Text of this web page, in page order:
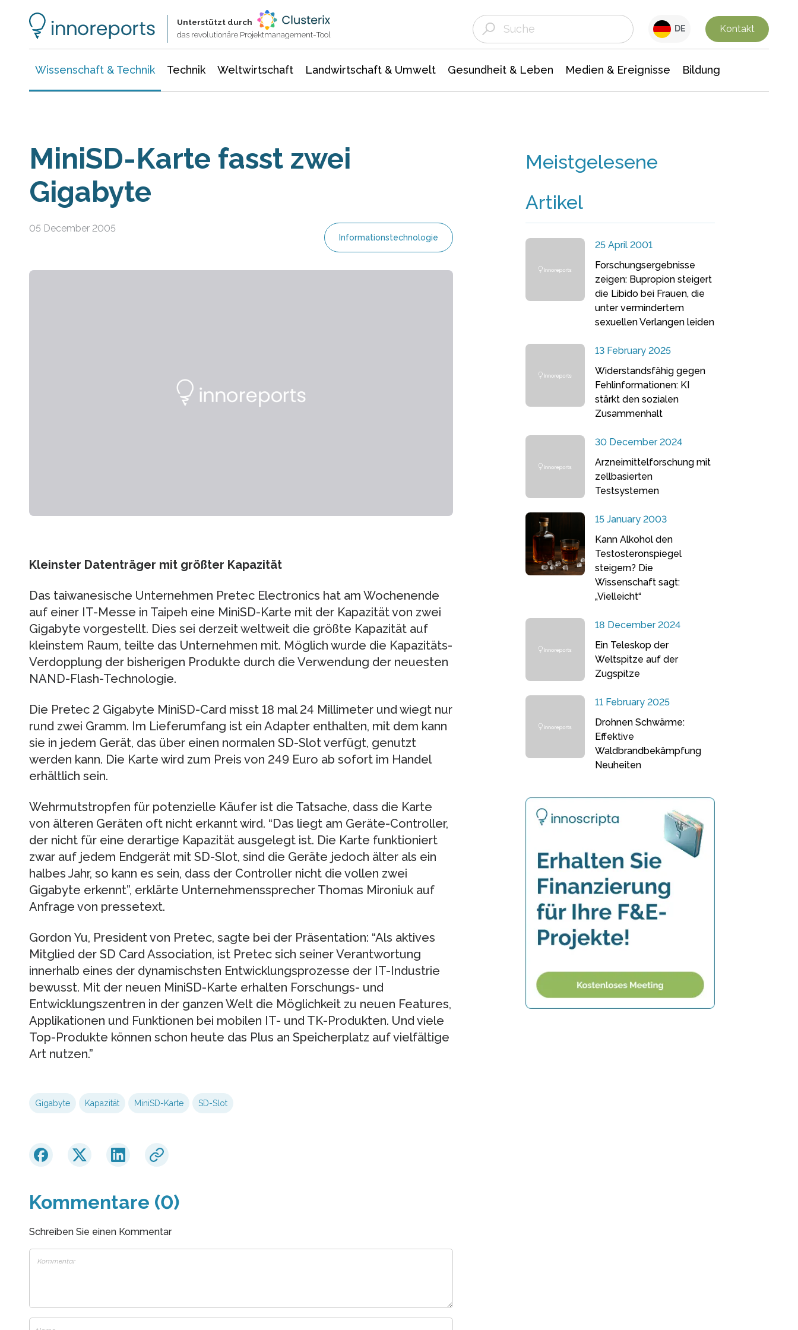
Unterstützt durch
das revolutionäre Projektmanagement-Tool
DE Kontakt
Wissenschaft & Technik Technik Weltwirtschaft Landwirtschaft & Umwelt Gesundheit & Leben Medien & Ereignisse Bildung
MiniSD-Karte fasst zwei
Gigabyte
05 December 2005
Informationstechnologie
Kleinster Datenträger mit größter Kapazität
Das taiwanesische Unternehmen Pretec Electronics hat am Wochenende
auf einer IT-Messe in Taipeh eine MiniSD-Karte mit der Kapazität von zwei
Gigabyte vorgestellt. Dies sei derzeit weltweit die größte Kapazität auf
kleinstem Raum, teilte das Unternehmen mit. Möglich wurde die Kapazitäts-
Verdopplung der bisherigen Produkte durch die Verwendung der neuesten
NAND-Flash-Technologie.
Die Pretec 2 Gigabyte MiniSD-Card misst 18 mal 24 Millimeter und wiegt nur
rund zwei Gramm. Im Lieferumfang ist ein Adapter enthalten, mit dem kann
sie in jedem Gerät, das über einen normalen SD-Slot verfügt, genutzt
werden kann. Die Karte wird zum Preis von 249 Euro ab sofort im Handel
erhältlich sein.
Wehrmutstropfen für potenzielle Käufer ist die Tatsache, dass die Karte
von älteren Geräten oft nicht erkannt wird. “Das liegt am Geräte-Controller,
der nicht für eine derartige Kapazität ausgelegt ist. Die Karte funktioniert
zwar auf jedem Endgerät mit SD-Slot, sind die Geräte jedoch älter als ein
halbes Jahr, so kann es sein, dass der Controller nicht die vollen zwei
Gigabyte erkennt”, erklärte Unternehmenssprecher Thomas Mironiuk auf
Anfrage von pressetext.
Gordon Yu, President von Pretec, sagte bei der Präsentation: “Als aktives
Mitglied der SD Card Association, ist Pretec sich seiner Verantwortung
innerhalb eines der dynamischsten Entwicklungsprozesse der IT-Industrie
bewusst. Mit der neuen MiniSD-Karte erhalten Forschungs- und
Entwicklungszentren in der ganzen Welt die Möglichkeit zu neuen Features,
Applikationen und Funktionen bei mobilen IT- und TK-Produkten. Und viele
Top-Produkte können schon heute das Plus an Speicherplatz auf vielfältige
Art nutzen.”
Gigabyte Kapazität MiniSD-Karte SD-Slot
Kommentare (0)
Schreiben Sie einen Kommentar
Meistgelesene
Artikel
25 April 2001
Forschungsergebnisse
zeigen: Bupropion steigert
die Libido bei Frauen, die
unter vermindertem
sexuellen Verlangen leiden
13 February 2025
Widerstandsfähig gegen
Fehlinformationen: KI
stärkt den sozialen
Zusammenhalt
30 December 2024
Arzneimittelforschung mit
zellbasierten
Testsystemen
15 January 2003
Kann Alkohol den
Testosteronspiegel
steigern? Die
Wissenschaft sagt:
„Vielleicht“
18 December 2024
Ein Teleskop der
Weltspitze auf der
Zugspitze
11 February 2025
Drohnen Schwärme:
Effektive
Waldbrandbekämpfung
Neuheiten